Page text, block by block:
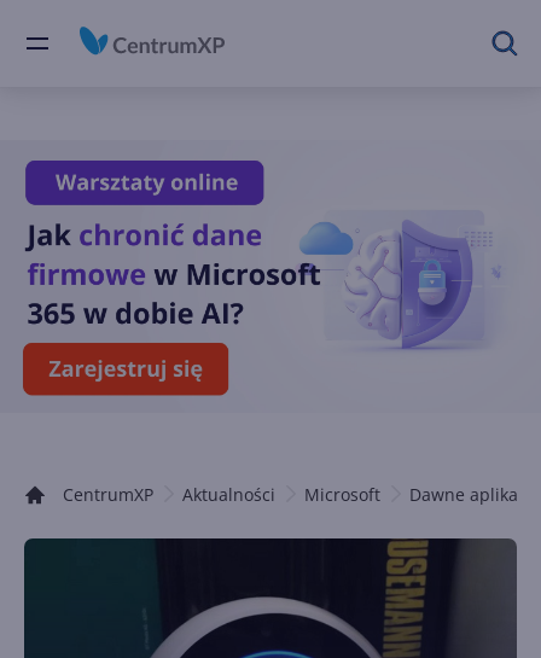
CentrumXP Aktualności Microsoft Dawne aplikacje